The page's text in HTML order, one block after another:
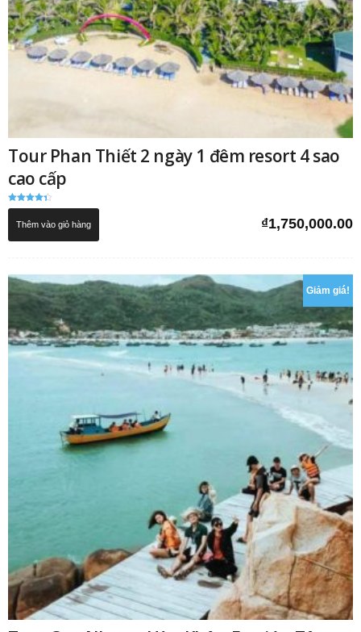
Tour Phan Thiết 2 ngày 1 đêm resort 4 sao
cao cấp
Được xếp
4.33
₫1,750,000.00
Thêm vào giỏ hàng
Giảm giá!